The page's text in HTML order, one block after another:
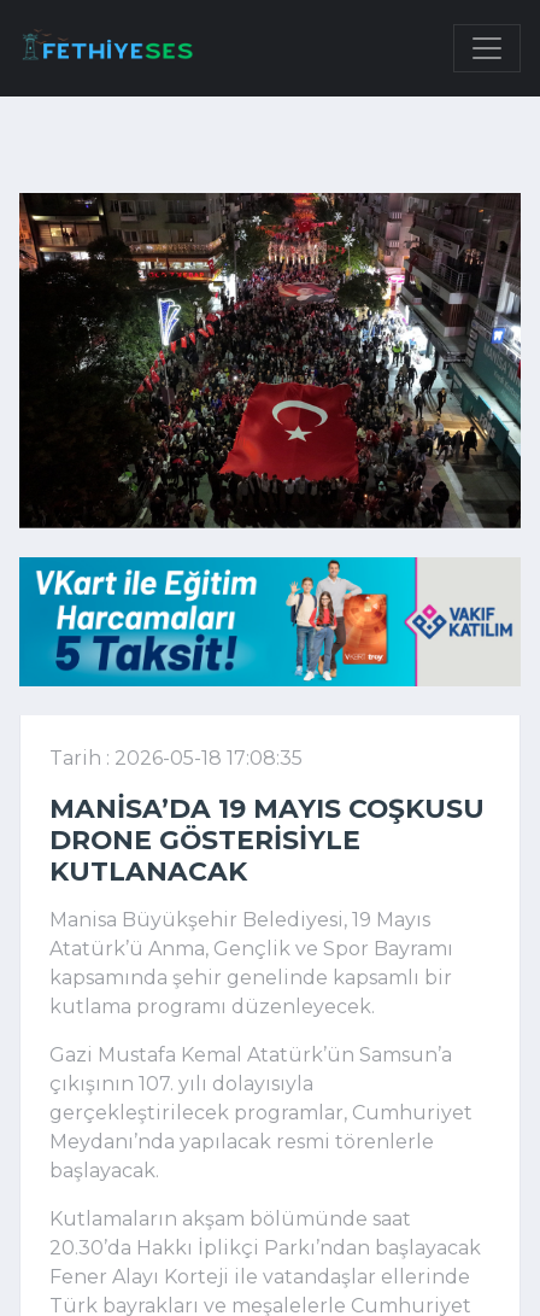
Tarih : 2026-05-18 17:08:35
MANISA’DA 19 MAYIS COŞKUSU
DRONE GÖSTERISIYLE
KUTLANACAK
Manisa Büyükşehir Belediyesi, 19 Mayıs
Atatürk’ü Anma, Gençlik ve Spor Bayramı
kapsamında şehir genelinde kapsamlı bir
kutlama programı düzenleyecek.
Gazi Mustafa Kemal Atatürk’ün Samsun’a
çıkışının 107. yılı dolayısıyla
gerçekleştirilecek programlar, Cumhuriyet
Meydanı’nda yapılacak resmi törenlerle
başlayacak.
Kutlamaların akşam bölümünde saat
20.30’da Hakkı İplikçi Parkı’ndan başlayacak
Fener Alayı Korteji ile vatandaşlar ellerinde
Türk bayrakları ve meşalelerle Cumhuriyet